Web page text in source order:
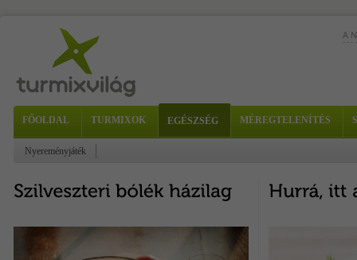
A
FŐOLDAL TURMIXOK EGÉSZSÉG MÉREGTELENÍTÉS
Nyereményjáték